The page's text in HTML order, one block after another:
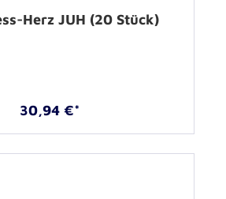
Herz JUH (20 Stück)
30,94 €*